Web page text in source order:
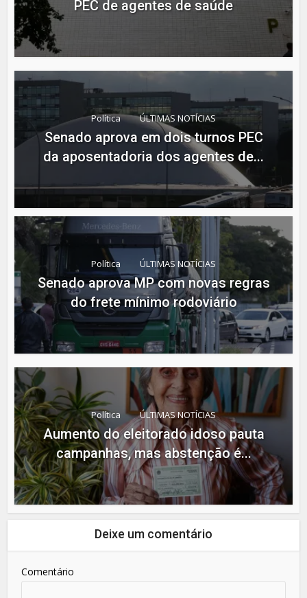
PEC de agentes de saúde
Política ÚLTIMAS NOTÍCIAS
Senado aprova em dois turnos PEC
da aposentadoria dos agentes de...
Política ÚLTIMAS NOTÍCIAS
Senado aprova MP com novas regras
do frete mínimo rodoviário
Política ÚLTIMAS NOTÍCIAS
Aumento do eleitorado idoso pauta
campanhas, mas abstenção é...
Deixe um comentário
Comentário